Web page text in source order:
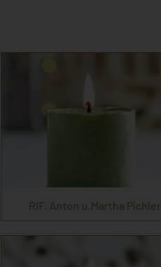
RIF. Anton u.Martha Pichler